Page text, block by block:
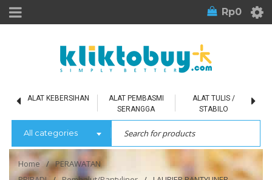
Rp0
ALAT KEBERSIHAN
ALAT PEMBASMI
SERANGGA
ALAT TULIS /
STABILO
All categories
Home / PERAWATAN